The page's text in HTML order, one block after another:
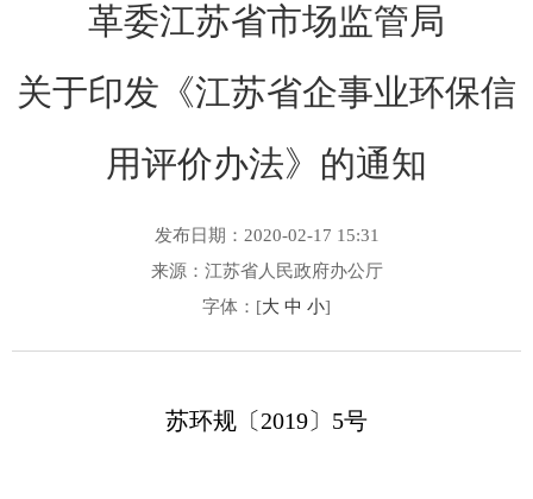
革委江苏省市场监管局
关于印发《江苏省企事业环保信
用评价办法》的通知
发布日期：2020-02-17 15:31
来源：江苏省人民政府办公厅
字体：[大 中 小]
苏环规〔2019〕5号